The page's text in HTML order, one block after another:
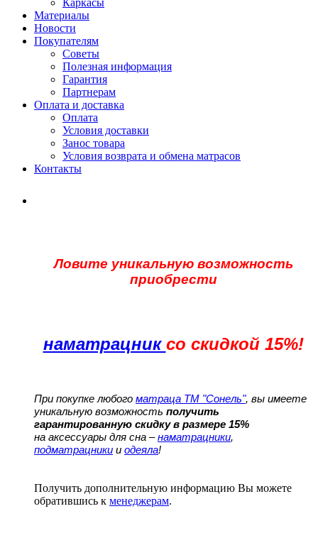
Материалы
Новости
Покупателям
Советы
Полезная информация
Гарантия
Партнерам
Оплата и доставка
Оплата
Условия доставки
Занос товара
Условия возврата и обмена матрасов
Контакты
Ловите уникальную возможность
приобрести
наматрацник со скидкой 15%!
При покупке любого матраца ТМ "Сонель", вы имеете
уникальную возможность получить
гарантированную скидку в размере 15%
на аксессуары для сна –наматрацники,
подматрацники и одеяла!
Получить дополнительную информацию Вы можете
обратившись к менеджерам.